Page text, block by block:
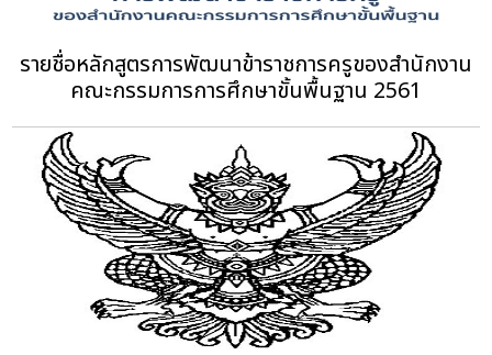
รายชื่อหลักสูตรการพัฒนาข้าราชการครูของสำนักงาน
คณะกรรมการการศึกษาขั้นพื้นฐาน 2561